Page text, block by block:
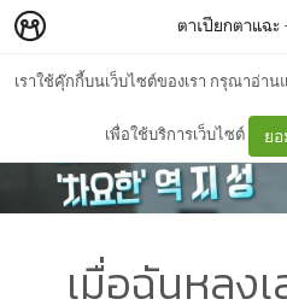
เราใช้คุ๊กกี้บนเว็บไซต์ของเรา กรุณาอ่า
เพื่อใช้บริการเว็บไซต์ ย
ตาเปียกตาแฉะ
เมื่อฉันหลง